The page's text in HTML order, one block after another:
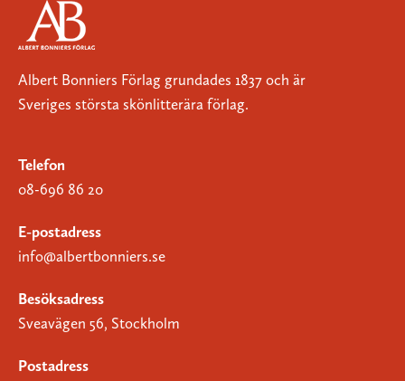
Albert Bonniers Förlag grundades 1837 och är
Sveriges största skönlitterära förlag.
Telefon
08-696 86 20
E-postadress
info@albertbonniers.se
Besöksadress
Sveavägen 56, Stockholm
Postadress